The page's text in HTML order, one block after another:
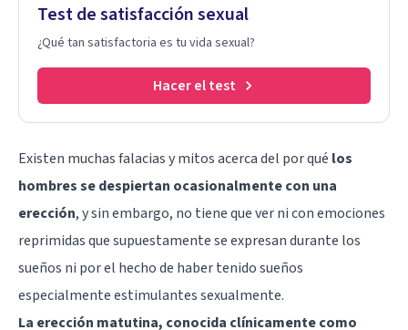
Test de satisfacción sexual
¿Qué tan satisfactoria es tu vida sexual?
Hacer el test
Existen muchas falacias y mitos acerca del por qué los
hombres se despiertan ocasionalmente con una
erección, y sin embargo, no tiene que ver ni con emociones
reprimidas que supuestamente se expresan durante los
sueños ni por el hecho de haber tenido sueños
especialmente estimulantes sexualmente.
La erección matutina, conocida clínicamente como